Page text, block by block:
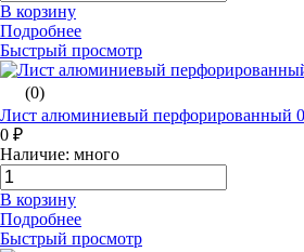
В корзину
Подробнее
Быстрый просмотр
(0)
Лист алюминиевый перфорированный
0 ₽
Наличие: много
В корзину
Подробнее
Быстрый просмотр